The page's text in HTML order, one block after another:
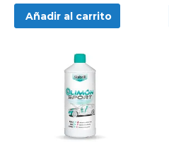
Añadir al carrito